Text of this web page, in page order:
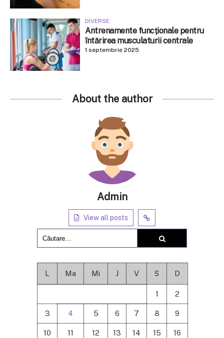
DIVERSE
Antrenamente funcționale pentru
întărirea musculaturii centrale
1 septembrie 2025
About the author
Admin
View all posts
L Ma Mi J V S D
1 2
3 4 5 6 7 8 9
10 11 12 13 14 15 16